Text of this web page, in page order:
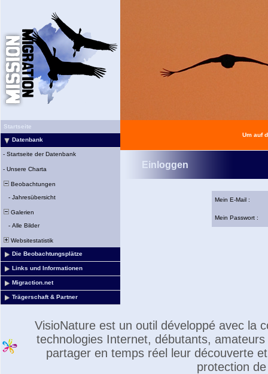
Startseite
Datenbank
- Startseite der Datenbank
- Unsere Charta
Beobachtungen
- Jahresübersicht
Galerien
- Alle Bilder
Websitestatistik
Die Beobachtungsplätze
Links und Informationen
Migraction.net
Trägerschaft & Partner
Um auf
Einloggen
Mein E-Mail :
Mein Passwort :
VisioNature est un outil développé avec la
technologies Internet, débutants,
partager en temps réel leur découverte
protection